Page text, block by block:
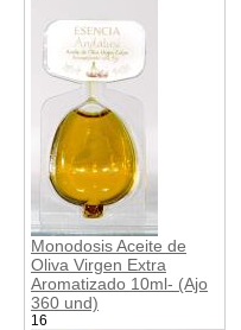
Monodosis Aceite de
Oliva Virgen Extra
Aromatizado 10ml- (Ajo
360 und)
16